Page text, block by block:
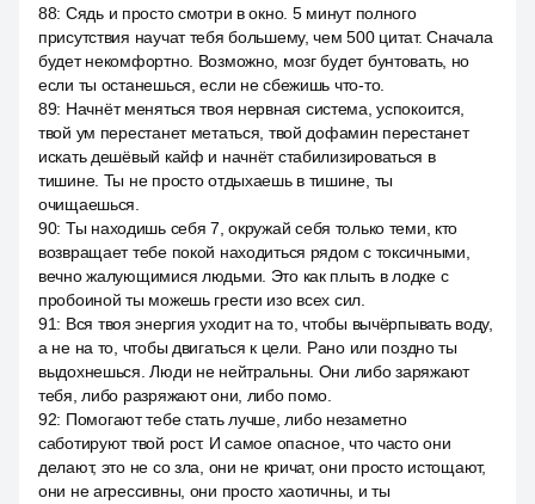
88: Сядь и просто смотри в окно. 5 минут полного
присутствия научат тебя большему, чем 500 цитат. Сначала
будет некомфортно. Возможно, мозг будет бунтовать, но
если ты останешься, если не сбежишь что-то.
89: Начнёт меняться твоя нервная система, успокоится,
твой ум перестанет метаться, твой дофамин перестанет
искать дешёвый кайф и начнёт стабилизироваться в
тишине. Ты не просто отдыхаешь в тишине, ты
очищаешься.
90: Ты находишь себя 7, окружай себя только теми, кто
возвращает тебе покой находиться рядом с токсичными,
вечно жалующимися людьми. Это как плыть в лодке с
пробоиной ты можешь грести изо всех сил.
91: Вся твоя энергия уходит на то, чтобы вычёрпывать воду,
а не на то, чтобы двигаться к цели. Рано или поздно ты
выдохнешься. Люди не нейтральны. Они либо заряжают
тебя, либо разряжают они, либо помо.
92: Помогают тебе стать лучше, либо незаметно
саботируют твой рост. И самое опасное, что часто они
делают, это не со зла, они не кричат, они просто истощают,
они не агрессивны, они просто хаотичны, и ты